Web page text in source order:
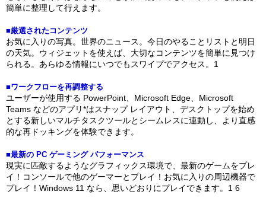
簡単に整理して行えます。
■厳選されたコンテンツ
お気に入りの写真。世界のニュース。今日のやることリストと明日
の天気。ウィジェットを使えば、大切なコンテンツを簡単に見つけ
られる。あらゆる情報にいつでもスワイプでアクセス。1
■ワークフローを再調整する
ユーザーが使用する PowerPoint、Microsoft Edge、Microsoft
Teams などのアプリ*はスナップ レイアウト、デスクトップを始め
とする新しいマルチタスクツールとシームレスに連動し、より直感
的な再ドッキングを体験できます。
■最新の PC ゲーミング パフォーマンス
現実に匹敵するようなグラフィックス環境で、最新のゲームをプレ
イ！コンソールで他のゲーマーとプレイ！お気に入りの周辺機器で
プレイ！Windows 11 なら、思いどおりにプレイできます。1 6